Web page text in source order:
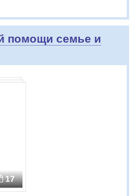
помощи семье и
17